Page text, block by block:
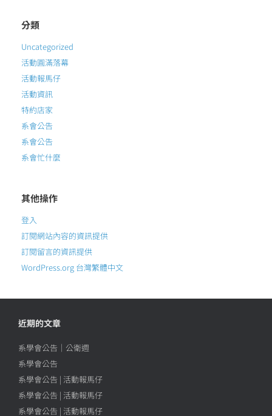
分類
Uncategorized
活動圓滿落幕
活動報馬仔
活動資訊
特約店家
系會公告
系會公告
系會忙什麼
其他操作
登入
訂閱網站內容的資訊提供
訂閱留言的資訊提供
WordPress.org 台灣繁體中文
近期的文章
系學會公告｜公衛週
系學會公告
系學會公告 | 活動報馬仔
系學會公告 | 活動報馬仔
系學會公告 | 活動報馬仔